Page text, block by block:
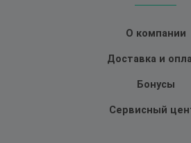
О компании
Доставка и
Бонусы
Сервисный